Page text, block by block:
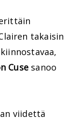
takaisin
Cuse sanoo
viidettä